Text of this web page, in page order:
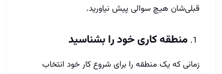
قبلی‌شان هیچ سوالی پیش نیاورید.
منطقه کاری خود را بشناسید
زمانی که یک منطقه را برای شروع کار خود انتخاب